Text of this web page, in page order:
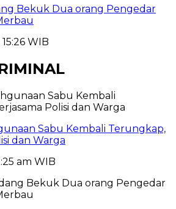
Bekuk Dua orang Pengedar
WIB
Sabu Kembali Terungkap,
dan Warga
am WIB